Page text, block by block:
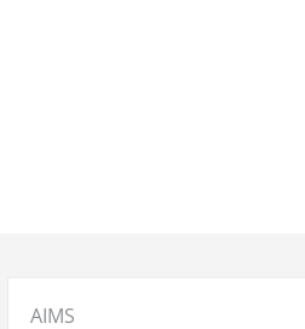
Posted
AIMS